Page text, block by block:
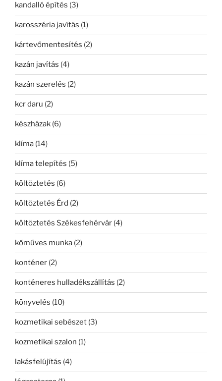
kandalló építés (3)
karosszéria javítás (1)
kártevőmentesítés (2)
kazán javítás (4)
kazán szerelés (2)
kcr daru (2)
készházak (6)
klíma (14)
klíma telepítés (5)
költöztetés (6)
költöztetés Érd (2)
költöztetés Székesfehérvár (4)
kőműves munka (2)
konténer (2)
konténeres hulladékszállítás (2)
könyvelés (10)
kozmetikai sebészet (3)
kozmetikai szalon (1)
lakásfelújítás (4)